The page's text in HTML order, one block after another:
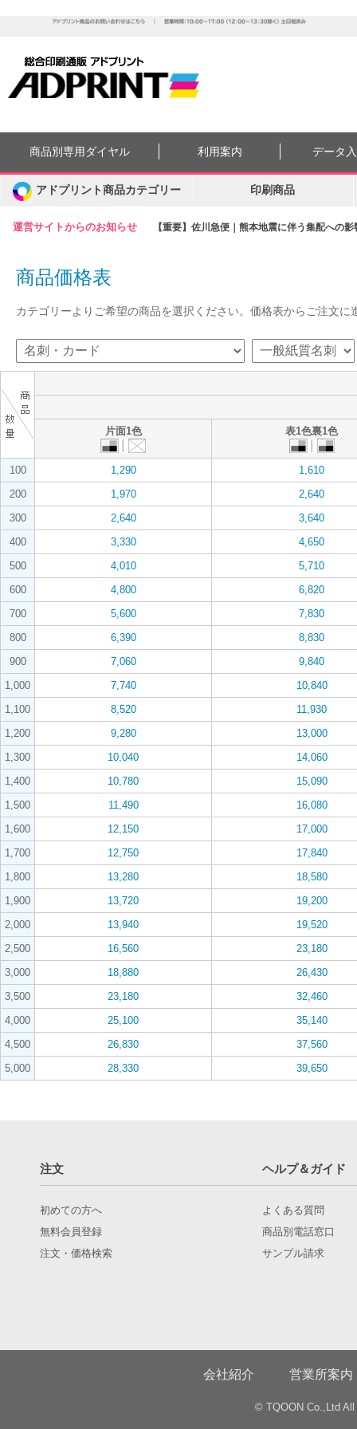
運営サイトからのお知らせ 【重要】佐川急便｜熊本地震に伴う集配への
商品別専用ダイヤル 利用案内 データ
アドプリント商品カテゴリー 印刷商品
商品価格表
カテゴリーよりご希望の商品を選択ください。価格表からご注文に
片面1色 表1色裏1色
100 1,290
1,610
200
1,970
2,640
300
2,640
3,640
400
3,330
4,650
500
4,010
5,710
600
4,800
6,820
700
5,600
7,830
800
6,390
8,830
900
7,060
9,840
1,000
7,740
10,840
1,100
8,520
11,930
1,200
9,280
13,000
1,300
10,040
14,060
1,400
10,780
15,090
1,500
11,490
16,080
1,600
12,150
17,000
1,700
12,750
17,840
1,800
13,280
18,580
1,900
13,720
19,200
2,000
13,940
19,520
2,500
16,560
23,180
3,000
18,880
26,430
3,500
23,180
32,460
4,000
25,100
35,140
4,500
26,830
37,560
5,000
28,330 39,650
注文 ヘルプ＆ガイド
初めての方へ
無料会員登録
注文・価格検索
よくある質問
商品別電話窓口
サンプル請求
会社紹介 営業所案内
© TQOON Co.,Ltd